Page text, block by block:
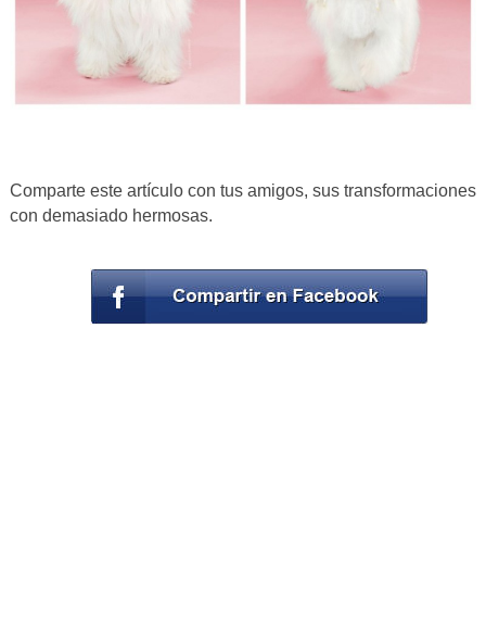
Comparte este artículo con tus amigos, sus transformaciones
con demasiado hermosas.